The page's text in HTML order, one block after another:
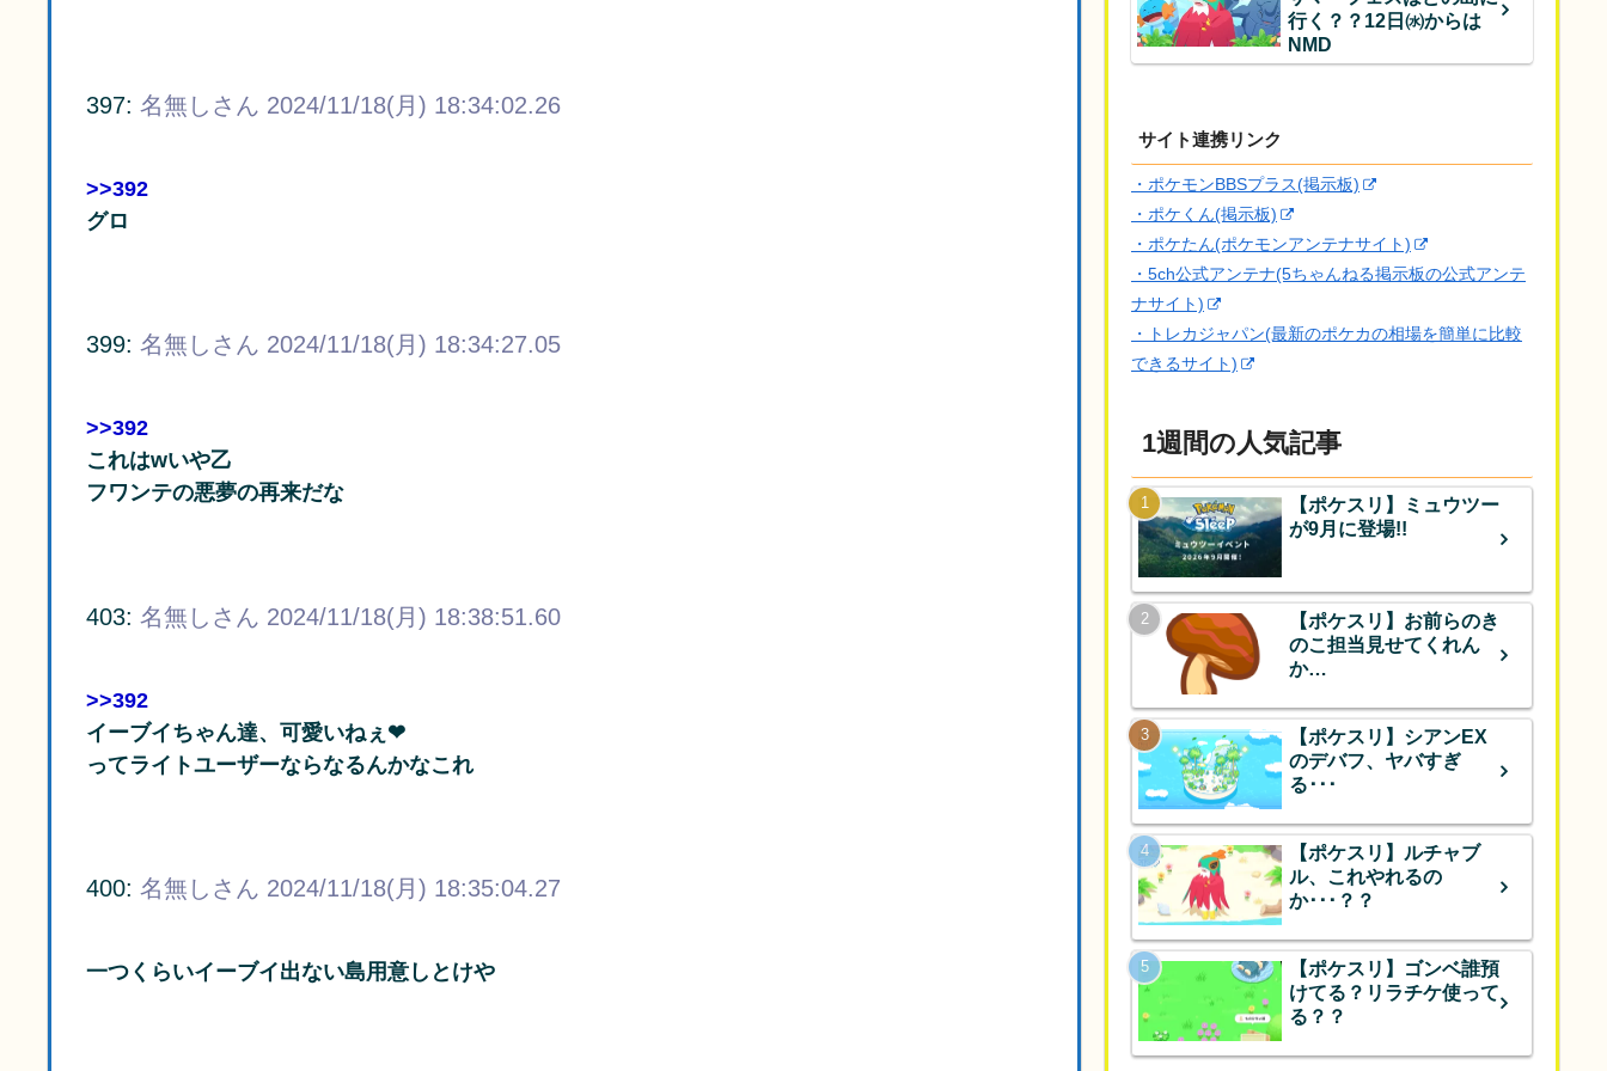
397: 名無しさん 2024/11/18(月) 18:34:02.26
>>392
グロ
399: 名無しさん 2024/11/18(月) 18:34:27.05
>>392
これはwいや乙
フワンテの悪夢の再来だな
403: 名無しさん 2024/11/18(月) 18:38:51.60
>>392
イーブイちゃん達、可愛いねぇ❤
ってライトユーザーならなるんかなこれ
400: 名無しさん 2024/11/18(月) 18:35:04.27
一つくらいイーブイ出ない島用意しとけや
行く？？12日㈬からは
NMD
サイト連携リンク
・ポケモンBBSプラス(掲示板)
・ポケくん(掲示板)
・ポケたん(ポケモンアンテナサイト)
・5ch公式アンテナ(5ちゃんねる掲示板の公式アンテ
ナサイト)
・トレカジャパン(最新のポケカの相場を簡単に比較
できるサイト)
1週間の人気記事
【ポケスリ】ミュウツー
が9月に登場!!
【ポケスリ】お前らのき
のこ担当見せてくれん
か…
【ポケスリ】シアンEX
のデバフ、ヤバすぎ
る･･･
【ポケスリ】ルチャブ
ル、これやれるの
か･･･？？
【ポケスリ】ゴンベ誰預
けてる？リラチケ使って
る？？